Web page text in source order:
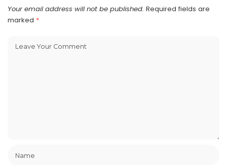
Your email address will not be published. Required fields are
marked *